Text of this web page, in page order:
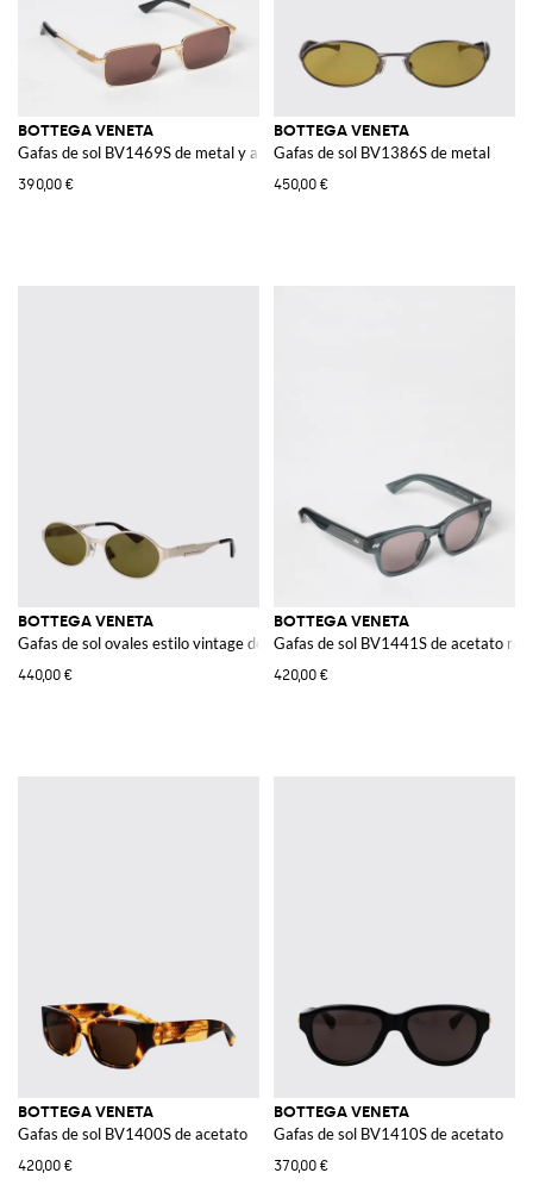
BOTTEGA VENETA
Gafas de sol BV1469S de metal y acetato
390,00 €
BOTTEGA VENETA
Gafas de sol BV1386S de metal
450,00 €
BOTTEGA VENETA
Gafas de sol ovales estilo vintage de metal
440,00 €
BOTTEGA VENETA
Gafas de sol BV1441S de acetato
420,00 €
BOTTEGA VENETA
Gafas de sol BV1400S de acetato
420,00 €
BOTTEGA VENETA
Gafas de sol BV1410S de acetato
370,00 €